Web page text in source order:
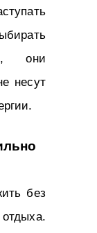
они
несут
без